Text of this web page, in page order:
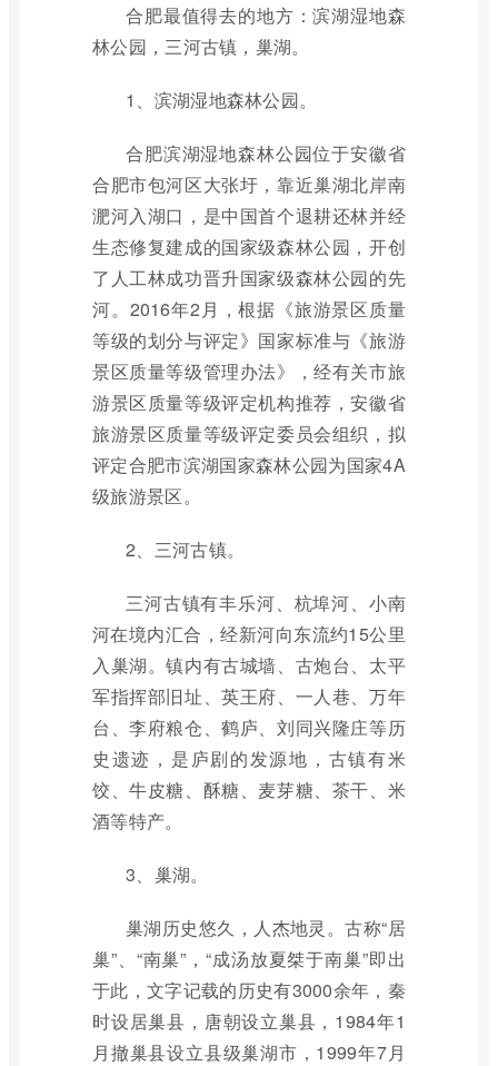
合肥最值得去的地方：滨湖湿地森
林公园，三河古镇，巢湖。
1、滨湖湿地森林公园。
合肥滨湖湿地森林公园位于安徽省
合肥市包河区大张圩，靠近巢湖北岸南
淝河入湖口，是中国首个退耕还林并经
生态修复建成的国家级森林公园，开创
了人工林成功晋升国家级森林公园的先
河。2016年2月，根据《旅游景区质量
等级的划分与评定》国家标准与《旅游
景区质量等级管理办法》，经有关市旅
游景区质量等级评定机构推荐，安徽省
旅游景区质量等级评定委员会组织，拟
评定合肥市滨湖国家森林公园为国家4A
级旅游景区。
2、三河古镇。
三河古镇有丰乐河、杭埠河、小南
河在境内汇合，经新河向东流约15公里
入巢湖。镇内有古城墙、古炮台、太平
军指挥部旧址、英王府、一人巷、万年
台、李府粮仓、鹤庐、刘同兴隆庄等历
史遗迹，是庐剧的发源地，古镇有米
饺、牛皮糖、酥糖、麦芽糖、茶干、米
酒等特产。
3、巢湖。
巢湖历史悠久，人杰地灵。古称“居
巢”、“南巢”，“成汤放夏桀于南巢”即出
于此，文字记载的历史有3000余年，秦
时设居巢县，唐朝设立巢县，1984年1
月撤巢县设立县级巢湖市，1999年7月